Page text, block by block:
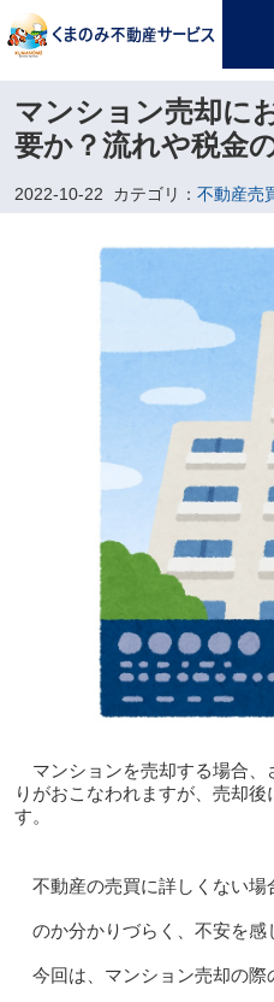
マンション売却に
要か？流れや税金
2022-10-22 カテゴリ： 不動産売
マンションを売却する場合、
りがおこなわれますが、売却
す。
不動産の売買に詳しくない
のか分かりづらく、不安を感
今回は、マンション売却の